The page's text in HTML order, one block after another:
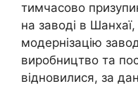
тимчасово
на заводі в
модернізацію
виробництво та
відновилися, за